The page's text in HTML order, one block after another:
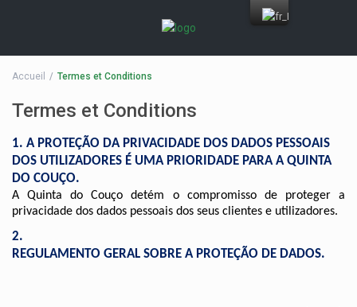
Accueil Termes et Conditions
Termes et Conditions
A PROTEÇÃO DA PRIVACIDADE DOS DADOS PESSOAIS
DOS UTILIZADORES É UMA PRIORIDADE PARA A QUINTA
DO COUÇO.
A Quinta do Couço detém o compromisso de proteger a
privacidade dos dados pessoais dos seus clientes e utilizadores.
REGULAMENTO GERAL SOBRE A PROTEÇÃO DE DADOS.